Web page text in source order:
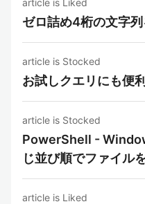
article is Liked
ゼロ詰め4桁の文字
article is Stocked
お試しクエリにも便
article is Stocked
PowerShell -
じ並び順でファイル
article is Liked